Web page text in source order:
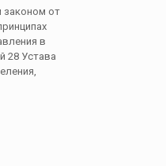
законом от
в
28 Устава